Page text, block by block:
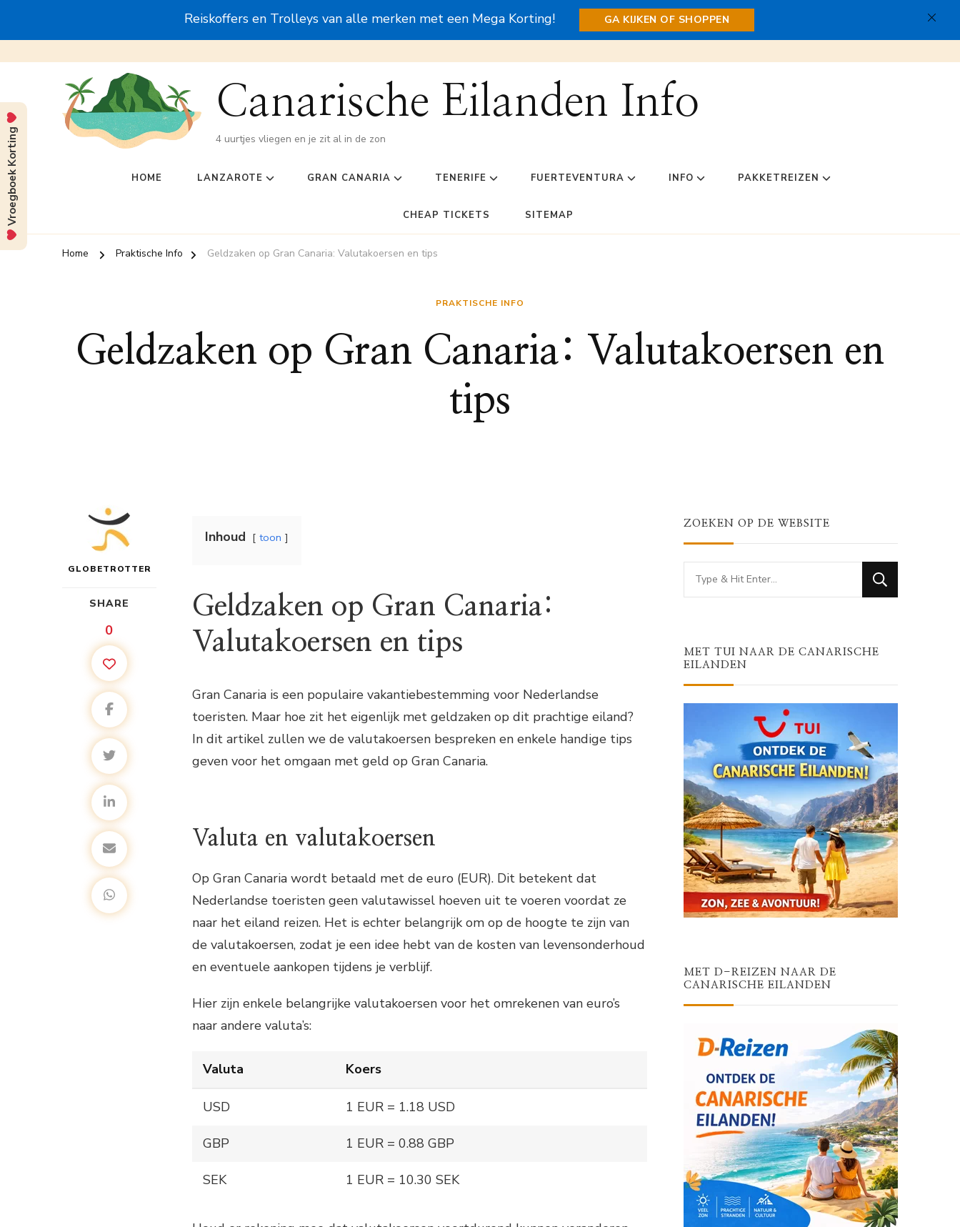
Reiskoffers en Trolleys van alle merken met een Mega Korting! GA KIJKEN OF SHOPPEN
Canarische Eilanden Info
4 uurtjes vliegen en je zit al in de zon
HOME LANZAROTE GRAN CANARIA TENERIFE FUERTEVENTURA INFO PAKKETREIZEN
CHEAP TICKETS SITEMAP
Home Praktische Info Geldzaken op Gran Canaria: Valutakoersen en tips
PRAKTISCHE INFO
Geldzaken op Gran Canaria: Valutakoersen en
tips
GLOBETROTTER
SHARE
0
Inhoud toon
Geldzaken op Gran Canaria:
Valutakoersen en tips
Gran Canaria is een populaire vakantiebestemming voor Nederlandse
toeristen. Maar hoe zit het eigenlijk met geldzaken op dit prachtige eiland?
In dit artikel zullen we de valutakoersen bespreken en enkele handige tips
geven voor het omgaan met geld op Gran Canaria.
Valuta en valutakoersen
Op Gran Canaria wordt betaald met de euro (EUR). Dit betekent dat
Nederlandse toeristen geen valutawissel hoeven uit te voeren voordat ze
naar het eiland reizen. Het is echter belangrijk om op de hoogte te zijn van
de valutakoersen, zodat je een idee hebt van de kosten van levensonderhoud
en eventuele aankopen tijdens je verblijf.
Hier zijn enkele belangrijke valutakoersen voor het omrekenen van euro’s
naar andere valuta’s:
Valuta Koers
USD 1 EUR = 1.18 USD
GBP 1 EUR = 0.88 GBP
SEK 1 EUR = 10.30 SEK
ZOEKEN OP DE WEBSITE
Looking
for
MET TUI NAAR DE CANARISCHE
EILANDEN
MET D-REIZEN NAAR DE
CANARISCHE EILANDEN
Vroegboek Korting